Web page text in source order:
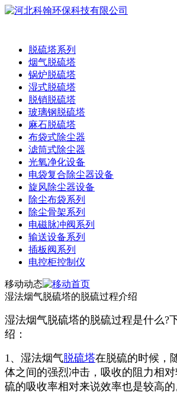
脱硫塔系列
烟气脱硫塔
锅炉脱硫塔
湿式脱硫塔
脱销脱硫塔
玻璃钢脱硫塔
麻石脱硫塔
布袋式除尘器
滤筒式除尘器
光氧净化设备
电袋复合除尘器设备
旋风除尘器设备
除尘布袋系列
除尘骨架系列
电磁脉冲阀系列
输送设备系列
插板阀系列
电控柜控制仪
移动动态
湿法烟气脱硫塔的脱硫过程介绍
湿法烟气脱硫塔的脱硫过程是什么?
绍：
1、湿法烟气脱硫塔在脱硫的时候，
体之间的强烈冲击，吸收的阻力相
硫的吸收率相对来说效率也是较高的